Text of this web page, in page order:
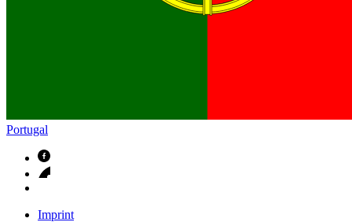
Portugal
Imprint